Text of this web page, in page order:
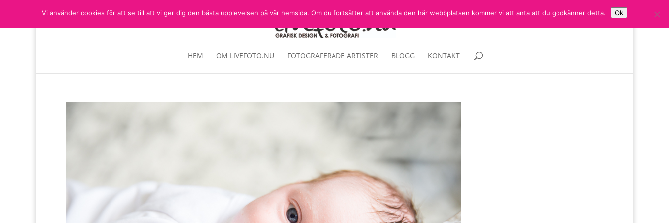
HEM OM LIVEFOTO.NU FOTOGRAFERADE ARTISTER BLOGG KONTAKT
Vi använder cookies för att se till att vi ger dig den bästa upplevelsen på vår hemsida. Om du fortsätter att använda den här webbplatsen kommer vi att anta att du godkänner detta. Ok